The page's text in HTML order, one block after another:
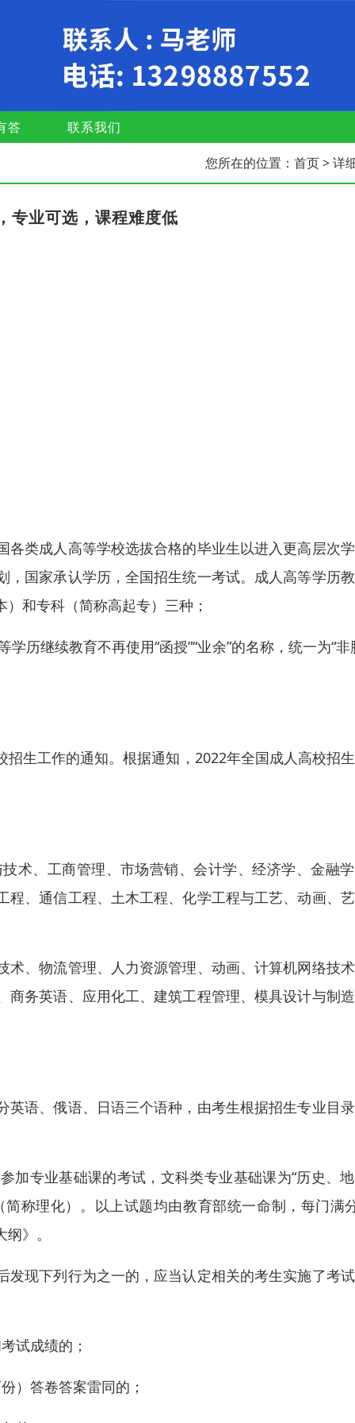
答 联系我们
您所在的位置： 首页> 详
专业可选，课程难度低
类成人高等学校选拔合格的毕业生以进入更高层次
国家承认学历，全国招生统一考试。成人高等学历
和专科（简称高起专）三种；
历继续教育不再使用“函授”“业余”的名称，统一为“非
生工作的通知。根据通知，2022年全国成人高校招
术、工商管理、市场营销、会计学、经济学、金融
、通信工程、土木工程、化学工程与工艺、动画、
、物流管理、人力资源管理、动画、计算机网络技
务英语、应用化工、建筑工程管理、模具设计与制
语、俄语、日语三个语种，由考生根据招生专业目
加专业基础课的考试，文科类专业基础课为“历史、
称理化）。以上试题均由教育部统一命制，每门满
》。
现下列行为之一的，应当认定相关的考生实施了考
试成绩的；
）答卷答案雷同的；